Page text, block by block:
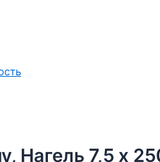
Нагель 7,5 х